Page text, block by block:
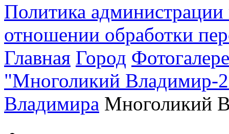
Политика
отношении обработки
Главная Город
"Многоликий Владимир-
Владимира Многоликий